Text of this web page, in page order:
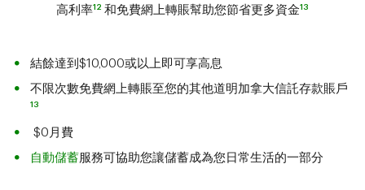
高利率12 和免費網上轉賬幫助您節省更多資金13
結餘達到$10,000或以上即可享高息
不限次數免費網上轉賬至您的其他道明加拿大信託存款賬戶
13
$0月費
自動儲蓄服務可協助您讓儲蓄成為您日常生活的一部分